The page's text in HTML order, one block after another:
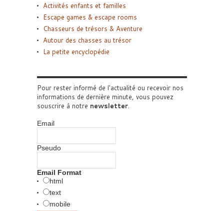
Activités enfants et familles
Escape games & escape rooms
Chasseurs de trésors & Aventure
Autour des chasses au trésor
La petite encyclopédie
Pour rester informé de l'actualité ou recevoir nos
informations de dernière minute, vous pouvez
souscrire à notre newsletter.
Email
Pseudo
Email Format
html
text
mobile